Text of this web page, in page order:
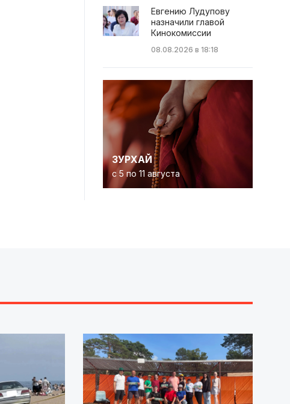
Евгению Лудупову
назначили главой
Кинокомиссии
08.08.2026 в 18:18
ЗУРХАЙ
с 5 по 11 августа